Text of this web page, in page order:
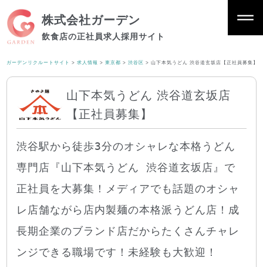
株式会社ガーデン
飲食店の正社員求人採用サイト
ガーデンリクルートサイト >求人情報 >東京都 >渋谷区 >山下本気うどん 渋谷道玄坂店【正社員募集】
山下本気うどん 渋谷道玄坂店
【正社員募集】
渋谷駅から徒歩3分のオシャレな本格うどん
専門店『山下本気うどん 渋谷道玄坂店』で
正社員を大募集！メディアでも話題のオシャ
レ店舗ながら店内製麺の本格派うどん店！成
長期企業のブランド店だからたくさんチャレ
ンジできる職場です！未経験も大歓迎！